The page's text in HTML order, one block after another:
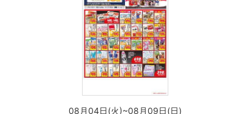
08月04日(火)~08月09日(日)